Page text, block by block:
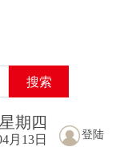
搜索
登陆
星期 四
月13日